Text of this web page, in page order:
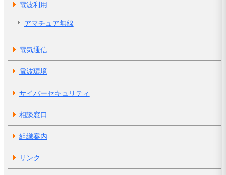
電波利用
アマチュア無線
電気通信
電波環境
サイバーセキュリティ
相談窓口
組織案内
リンク